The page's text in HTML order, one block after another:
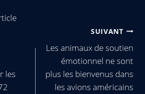
les
SUIVANT
Les animaux de soutien
émotionnel ne sont
plus les bienvenus dans
les avions américains